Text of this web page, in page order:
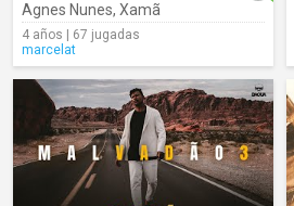
Agnes Nunes, Xamã
4 años | 67 jugadas
marcelat